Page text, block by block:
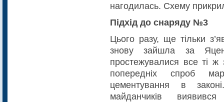
нагодилась. Схему
Підхід до снаряду №3
Цього разу, ще тільки
знову зайшла за
простежувалися все ті
попередніх спроб
цементування в
майданчиків виявився